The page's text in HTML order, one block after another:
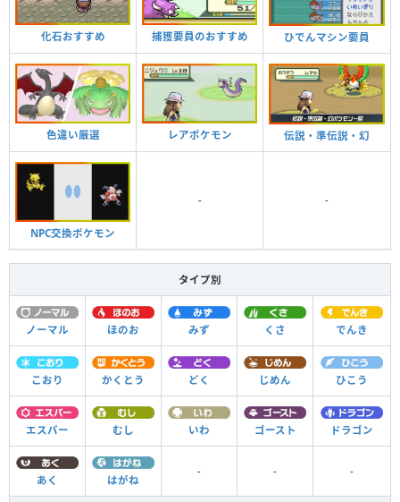
化石おすすめ 捕獲要員のおすすめ ひでんマシン要員
色違い厳選 レアポケモン 伝説・準伝説・幻
NPC交換ポケモン
- -
タイプ別
ノーマル ほのお みず くさ でんき
こおり かくとう どく じめん ひこう
エスパー むし いわ ゴースト ドラゴン
あく はがね
- - -